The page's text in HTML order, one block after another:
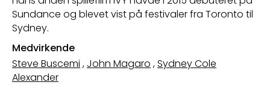
Sundance og blevet vist på festivaler fra Toronto til
Sydney.
Medvirkende
Steve Buscemi , John Magaro ,Sydney Cole
Alexander